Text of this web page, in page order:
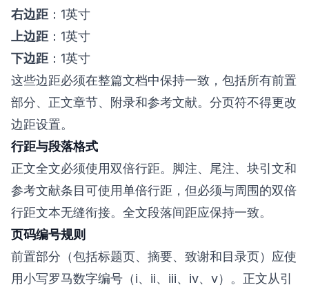
右边距 ：1英寸
上边距 ：1英寸
下边距 ：1英寸
这些边距必须在整篇文档中保持一致，包括所有前置
部分、正文章节、附录和参考文献。分页符不得更改
边距设置。
行距与段落格式
正文全文必须使用双倍行距。脚注、尾注、块引文和
参考文献条目可使用单倍行距，但必须与周围的双倍
行距文本无缝衔接。全文段落间距应保持一致。
页码编号规则
前置部分（包括标题页、摘要、致谢和目录页）应使
用小写罗马数字编号（i、ii、iii、iv、v）。正文从引